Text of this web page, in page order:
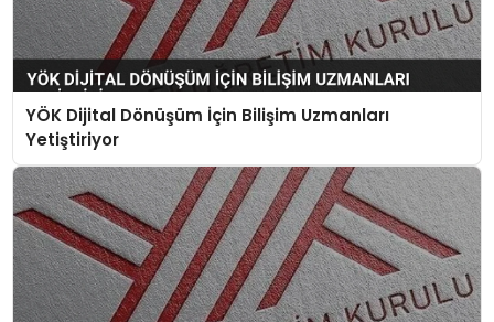
YÖK Dijital Dönüşüm İçin Bilişim Uzmanları
Yetiştiriyor